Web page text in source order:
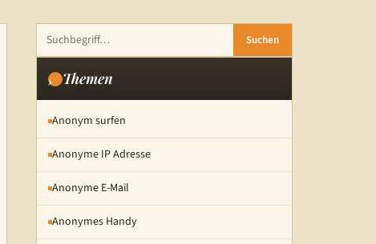
Suchen
Themen
Anonym surfen
Anonyme IP Adresse
Anonyme E-Mail
Anonymes Handy